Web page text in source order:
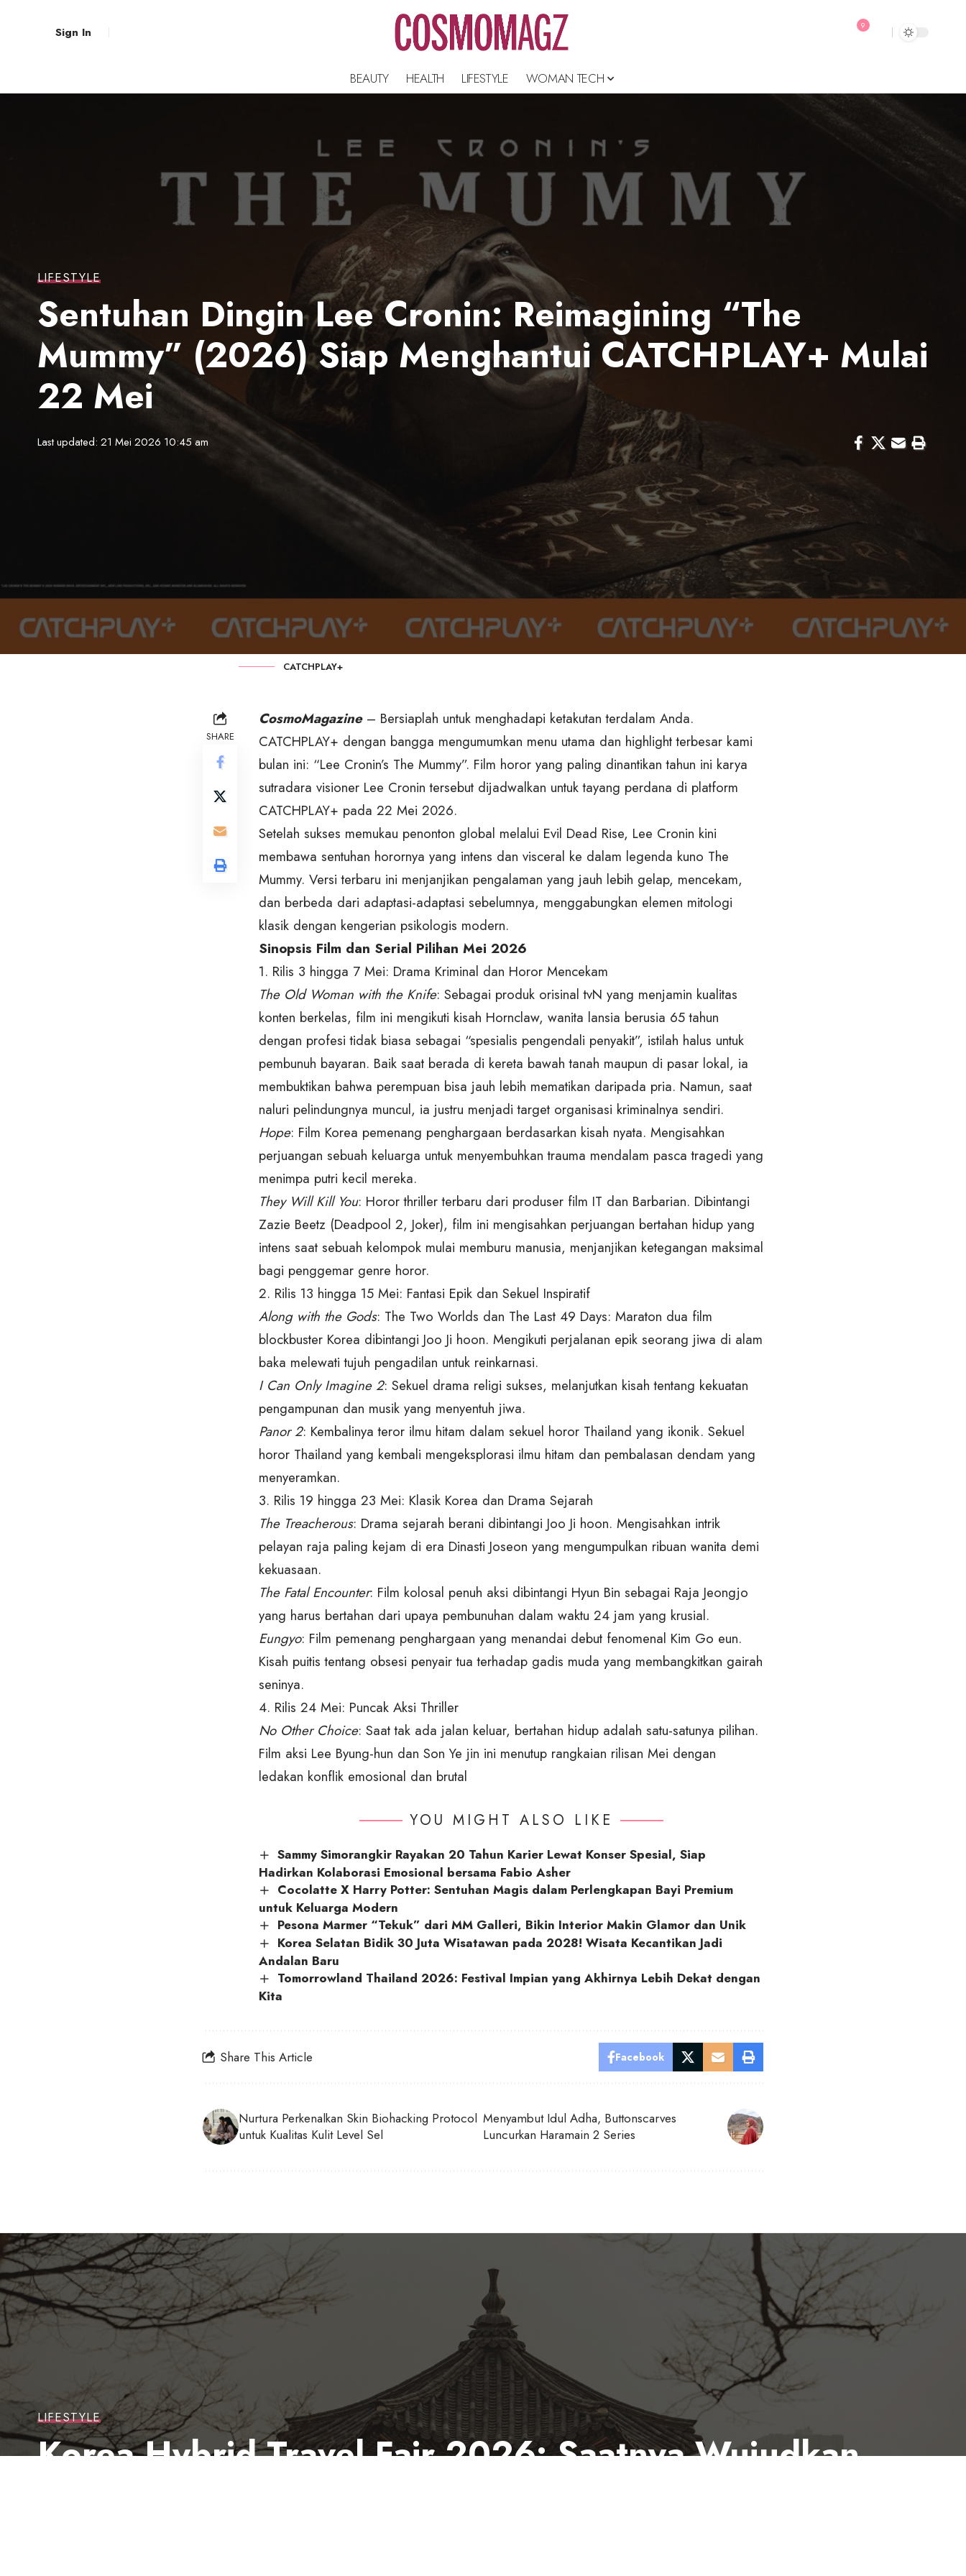
Sign In 9
BEAUTY HEALTH LIFESTYLE WOMAN TECH
LIFESTYLE
Sentuhan Dingin Lee Cronin: Reimagining “The
Mummy” (2026) Siap Menghantui CATCHPLAY+ Mulai
22 Mei
Last updated: 21 Mei 2026 10:45 am
CATCHPLAY+
SHARE
CosmoMagazine – Bersiaplah untuk menghadapi ketakutan terdalam Anda.
CATCHPLAY+ dengan bangga mengumumkan menu utama dan highlight terbesar kami
bulan ini: “Lee Cronin’s The Mummy”. Film horor yang paling dinantikan tahun ini karya
sutradara visioner Lee Cronin tersebut dijadwalkan untuk tayang perdana di platform
CATCHPLAY+ pada 22 Mei 2026.
Setelah sukses memukau penonton global melalui Evil Dead Rise, Lee Cronin kini
membawa sentuhan horornya yang intens dan visceral ke dalam legenda kuno The
Mummy. Versi terbaru ini menjanjikan pengalaman yang jauh lebih gelap, mencekam,
dan berbeda dari adaptasi-adaptasi sebelumnya, menggabungkan elemen mitologi
klasik dengan kengerian psikologis modern.
Sinopsis Film dan Serial Pilihan Mei 2026
1. Rilis 3 hingga 7 Mei: Drama Kriminal dan Horor Mencekam
The Old Woman with the Knife: Sebagai produk orisinal tvN yang menjamin kualitas
konten berkelas, film ini mengikuti kisah Hornclaw, wanita lansia berusia 65 tahun
dengan profesi tidak biasa sebagai “spesialis pengendali penyakit”, istilah halus untuk
pembunuh bayaran. Baik saat berada di kereta bawah tanah maupun di pasar lokal, ia
membuktikan bahwa perempuan bisa jauh lebih mematikan daripada pria. Namun, saat
naluri pelindungnya muncul, ia justru menjadi target organisasi kriminalnya sendiri.
Hope: Film Korea pemenang penghargaan berdasarkan kisah nyata. Mengisahkan
perjuangan sebuah keluarga untuk menyembuhkan trauma mendalam pasca tragedi yang
menimpa putri kecil mereka.
They Will Kill You: Horor thriller terbaru dari produser film IT dan Barbarian. Dibintangi
Zazie Beetz (Deadpool 2, Joker), film ini mengisahkan perjuangan bertahan hidup yang
intens saat sebuah kelompok mulai memburu manusia, menjanjikan ketegangan maksimal
bagi penggemar genre horor.
2. Rilis 13 hingga 15 Mei: Fantasi Epik dan Sekuel Inspiratif
Along with the Gods: The Two Worlds dan The Last 49 Days: Maraton dua film
blockbuster Korea dibintangi Joo Ji hoon. Mengikuti perjalanan epik seorang jiwa di alam
baka melewati tujuh pengadilan untuk reinkarnasi.
I Can Only Imagine 2: Sekuel drama religi sukses, melanjutkan kisah tentang kekuatan
pengampunan dan musik yang menyentuh jiwa.
Panor 2: Kembalinya teror ilmu hitam dalam sekuel horor Thailand yang ikonik. Sekuel
horor Thailand yang kembali mengeksplorasi ilmu hitam dan pembalasan dendam yang
menyeramkan.
3. Rilis 19 hingga 23 Mei: Klasik Korea dan Drama Sejarah
The Treacherous: Drama sejarah berani dibintangi Joo Ji hoon. Mengisahkan intrik
pelayan raja paling kejam di era Dinasti Joseon yang mengumpulkan ribuan wanita demi
kekuasaan.
The Fatal Encounter: Film kolosal penuh aksi dibintangi Hyun Bin sebagai Raja Jeongjo
yang harus bertahan dari upaya pembunuhan dalam waktu 24 jam yang krusial.
Eungyo: Film pemenang penghargaan yang menandai debut fenomenal Kim Go eun.
Kisah puitis tentang obsesi penyair tua terhadap gadis muda yang membangkitkan gairah
seninya.
4. Rilis 24 Mei: Puncak Aksi Thriller
No Other Choice: Saat tak ada jalan keluar, bertahan hidup adalah satu-satunya pilihan.
Film aksi Lee Byung-hun dan Son Ye jin ini menutup rangkaian rilisan Mei dengan
ledakan konflik emosional dan brutal
YOU MIGHT ALSO LIKE
Sammy Simorangkir Rayakan 20 Tahun Karier Lewat Konser Spesial, Siap
Hadirkan Kolaborasi Emosional bersama Fabio Asher
Cocolatte X Harry Potter: Sentuhan Magis dalam Perlengkapan Bayi Premium
untuk Keluarga Modern
Pesona Marmer “Tekuk” dari MM Galleri, Bikin Interior Makin Glamor dan Unik
Korea Selatan Bidik 30 Juta Wisatawan pada 2028! Wisata Kecantikan Jadi
Andalan Baru
Tomorrowland Thailand 2026: Festival Impian yang Akhirnya Lebih Dekat dengan
Kita
Share This Article Facebook
Nurtura Perkenalkan Skin Biohacking Protocol
untuk Kualitas Kulit Level Sel
Menyambut Idul Adha, Buttonscarves
Luncurkan Haramain 2 Series
LIFESTYLE
Korea Hybrid Travel Fair 2026: Saatnya Wujudkan